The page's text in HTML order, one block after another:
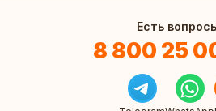
Есть
8 800 25